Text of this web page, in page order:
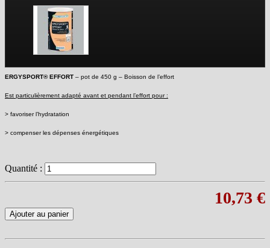
ERGYSPORT® EFFORT – pot de 450 g – Boisson de l’effort
Est particulièrement adapté avant et pendant l’effort pour :
> favoriser l’hydratation
> compenser les dépenses énergétiques
Quantité :
10,73 €
Ajouter au panier